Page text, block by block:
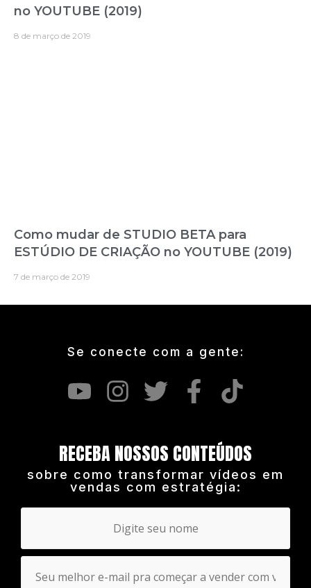
no YOUTUBE (2019)
8 de março de 2019
Como mudar de STUDIO BETA para
ESTÚDIO DE CRIAÇÃO no YOUTUBE (2019)
7 de março de 2019
Se conecte com a gente:
RECEBA NOSSOS CONTEÚDOS
sobre como transformar vídeos em
vendas com estratégia: